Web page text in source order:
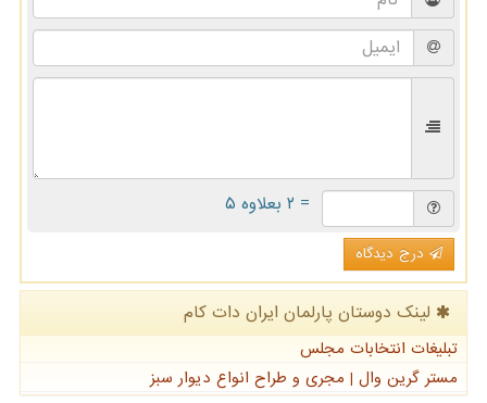
= ۲ بعلاوه ۵
درج دیدگاه
لینک دوستان پارلمان ایران دات كام
تبلیغات انتخابات مجلس
مستر گرین وال | مجری و طراح انواع دیوار سبز